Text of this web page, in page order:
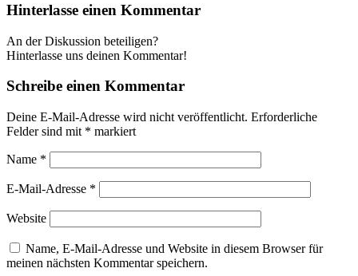
Hinterlasse einen Kommentar
An der Diskussion beteiligen?
Hinterlasse uns deinen Kommentar!
Schreibe einen Kommentar
Deine E-Mail-Adresse wird nicht veröffentlicht. Erforderliche
Felder sind mit * markiert
Name *
E-Mail-Adresse *
Website
Name, E-Mail-Adresse und Website in diesem Browser für
meinen nächsten Kommentar speichern.